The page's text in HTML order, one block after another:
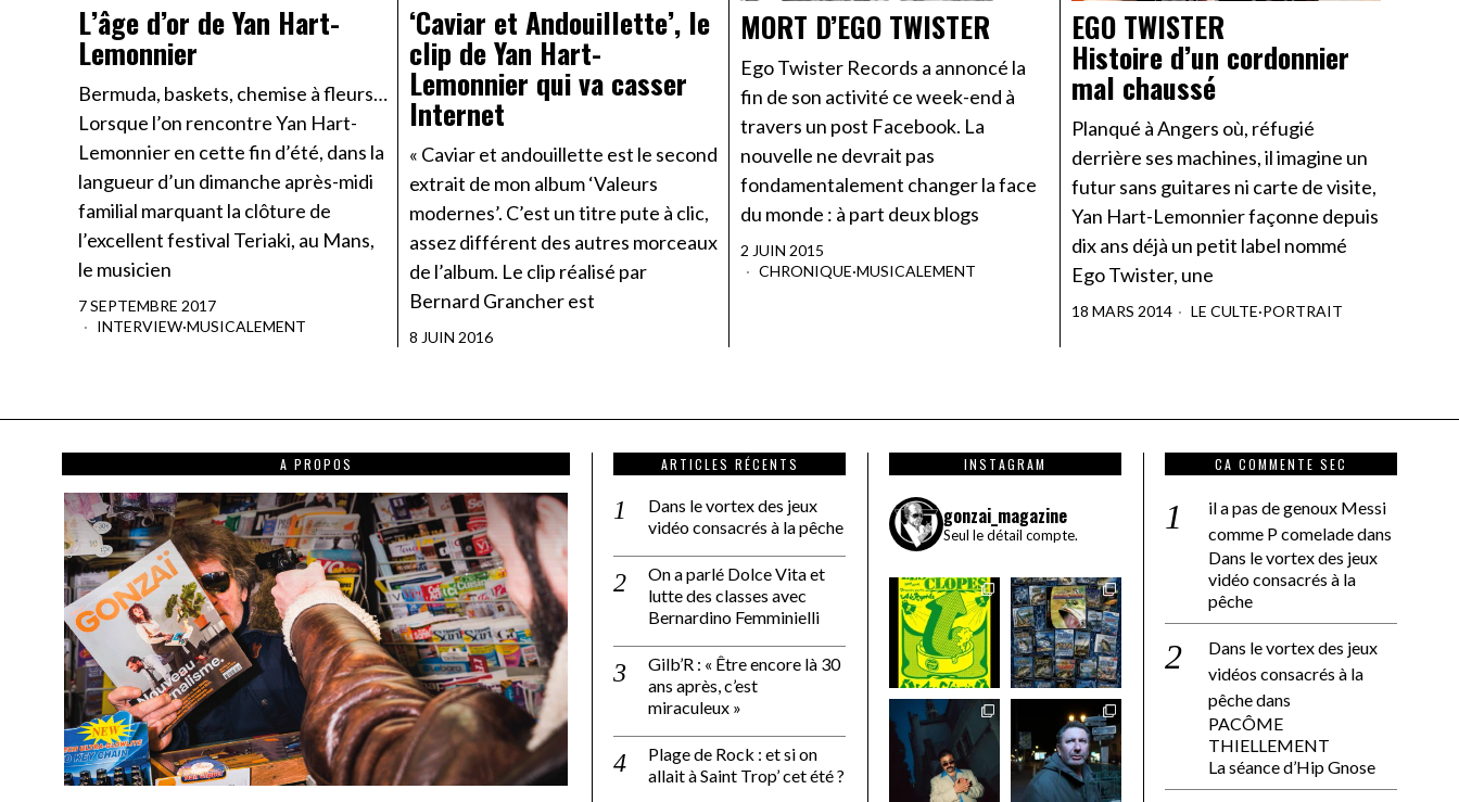
L’âge d’or de Yan Hart-
Lemonnier
Bermuda, baskets, chemise à fleurs…
Lorsque l’on rencontre Yan Hart-
Lemonnier en cette fin d’été, dans la
langueur d’un dimanche après-midi
familial marquant la clôture de
l’excellent festival Teriaki, au Mans,
le musicien
7 SEPTEMBRE 2017
INTERVIEW·MUSICALEMENT
‘Caviar et Andouillette’, le
clip de Yan Hart-
Lemonnier qui va casser
Internet
« Caviar et andouillette est le second
extrait de mon album ‘Valeurs
modernes’. C’est un titre pute à clic,
assez différent des autres morceaux
de l’album. Le clip réalisé par
Bernard Grancher est
8 JUIN 2016
MORT D’EGO TWISTER
Ego Twister Records a annoncé la
fin de son activité ce week-end à
travers un post Facebook. La
nouvelle ne devrait pas
fondamentalement changer la face
du monde : à part deux blogs
2 JUIN 2015
CHRONIQUE·MUSICALEMENT
EGO TWISTER
Histoire d’un cordonnier
mal chaussé
Planqué à Angers où, réfugié
derrière ses machines, il imagine un
futur sans guitares ni carte de visite,
Yan Hart-Lemonnier façonne depuis
dix ans déjà un petit label nommé
Ego Twister, une
18 MARS 2014 LE CULTE·PORTRAIT
A PROPOS ARTICLES RÉCENTS
Dans le vortex des jeux
vidéo consacrés à la pêche
On a parlé Dolce Vita et
lutte des classes avec
Bernardino Femminielli
Gilb’R : « Être encore là 30
ans après, c’est
miraculeux »
Plage de Rock : et si on
allait à Saint Trop’ cet été ?
INSTAGRAM
gonzai_magazine
Seul le détail compte.
CA COMMENTE SEC
il a pas de genoux Messi
comme P comeladedans
Dans le vortex des jeux
vidéo consacrés à la
pêche
Dans le vortex des jeux
vidéos consacrés à la
pêchedans
PACÔME
THIELLEMENT
La séance d’Hip Gnose